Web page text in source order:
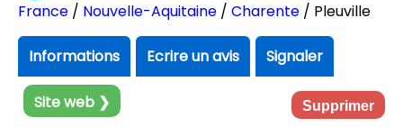
France / Nouvelle-Aquitaine / Charente / Pleuville
Informations Ecrire un avis Signaler
Site web ❯ Supprimer